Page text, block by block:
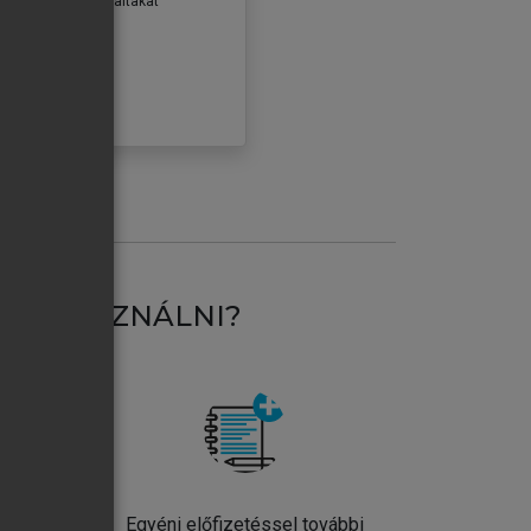
HASZNÁLNI?
Egyéni előfizetéssel további